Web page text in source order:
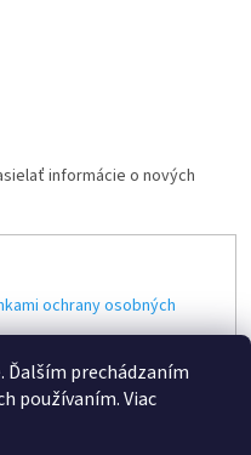
Ďalším prechádzaním
používaním. Viac
informácie o nových
ochrany osobných